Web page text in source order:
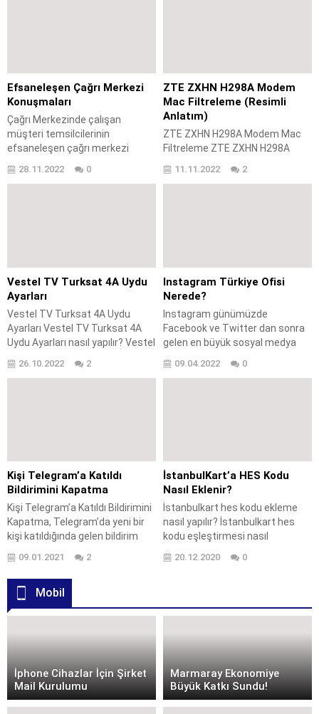
Efsaneleşen Çağrı Merkezi
Konuşmaları
Çağrı Merkezinde çalışan
müşteri temsilcilerinin
efsaneleşen çağrı merkezi
konuşmaları
28.11.2022 0
ZTE ZXHN H298A Modem
Mac Filtreleme (Resimli
Anlatım)
ZTE ZXHN H298A Modem Mac
Filtreleme ZTE ZXHN H298A
Modem mac filtreleme nasıl
yapılır? ZTE ZXHN H298A
düzenlenir? ZTE ZXHN H298A
Modem ak liste nereden
11.11.2022 2
Vestel TV Turksat 4A Uydu
Ayarları
Vestel TV Turksat 4A Uydu
Ayarları Vestel TV Turksat 4A
Uydu Ayarları nasıl yapılır? Vestel
Vestel TV Turksat 4A Uydu
televizyonlarda turksat...
26.10.2022 2
Instagram Türkiye Ofisi
Nerede?
Instagram günümüzde
Facebook ve Twitter dan sonra
gelen en büyük sosyal medya
İnstagram’da yaşanan şifre
sorunları aşağıda yer alan
maddeler üzerinde inceleyelim.
09.04.2022 0
Kişi Telegram’a Katıldı
Bildirimini Kapatma
Kişi Telegram’a Katıldı Bildirimini
Kapatma, Telegram’da yeni bir
kişi katıldığında gelen bildirim
nasıl kapatılır? Telegram yeni
üye olan kişilerin bildirimi nasıl
kapatılır? Telegram’da yeni kayıt
bildirimleri nasıl kapatılır?
Telegram bildirim ayarları
Videolarımıza Göz Atabilirsiniz!
Kişi Telegram’a Katıldı...
09.01.2021 2
İstanbulKart’a HES Kodu
Nasıl Eklenir?
İstanbulkart hes kodu ekleme
nasıl yapılır? İstanbulkart hes
kodu eşleştirmesi nasıl
gerçekleştirilir? İstanbulkart’a
hes kodunu nasıl ekleyebilirim?
İstanbulkart hes kodu işlemleri
yayılmasıyla birlikte ülkemizde
de salgın 2. dalga boyutunu
yaşıyor. Ülkemizde...
20.12.2020 0
Mobil
İphone Cihazlar İçin Şirket
Mail Kurulumu
Marmaray Ekonomiye
Büyük Katkı Sundu!